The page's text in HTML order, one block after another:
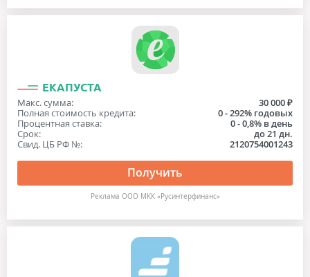
ЕКАПУСТА
Макс. сумма:
30 000 ₽
Полная стоимость кредита:
0 - 292% годовых
Процентная ставка:
0 - 0,8% в день
Срок:
до 21 дн.
Свид. ЦБ РФ №:
2120754001243
Получить
Реклама ООО МКК «Русинтерфинанс»